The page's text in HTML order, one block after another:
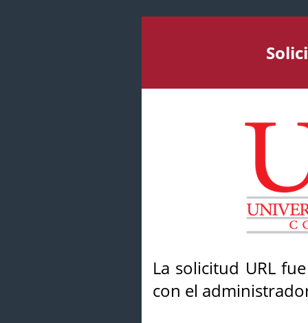
La solicitud URL
con el